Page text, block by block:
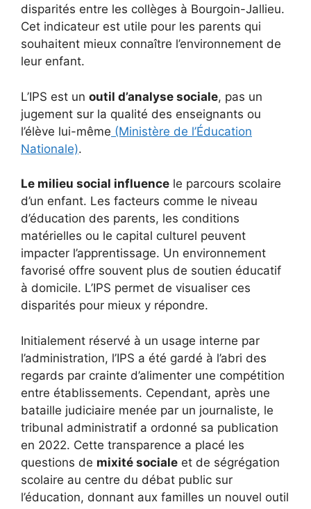
disparités entre les collèges à Bourgoin-Jallieu.
Cet indicateur est utile pour les parents qui
souhaitent mieux connaître l’environnement de
leur enfant.
L’IPS est un outil d’analyse sociale, pas un
jugement sur la qualité des enseignants ou
l’élève lui-même (Ministère de l’Éducation
Nationale).
Le milieu social influence le parcours scolaire
d’un enfant. Les facteurs comme le niveau
d’éducation des parents, les conditions
matérielles ou le capital culturel peuvent
impacter l’apprentissage. Un environnement
favorisé offre souvent plus de soutien éducatif
à domicile. L’IPS permet de visualiser ces
disparités pour mieux y répondre.
Initialement réservé à un usage interne par
l’administration, l’IPS a été gardé à l’abri des
regards par crainte d’alimenter une compétition
entre établissements. Cependant, après une
bataille judiciaire menée par un journaliste, le
tribunal administratif a ordonné sa publication
en 2022. Cette transparence a placé les
questions de mixité sociale et de ségrégation
scolaire au centre du débat public sur
l’éducation, donnant aux familles un nouvel outil